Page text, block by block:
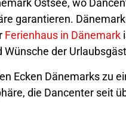
Ostsee, wo
garantieren.
Ferienhaus in Dänemark
der
Ecken Dänemarks zu
die Dancenter seit